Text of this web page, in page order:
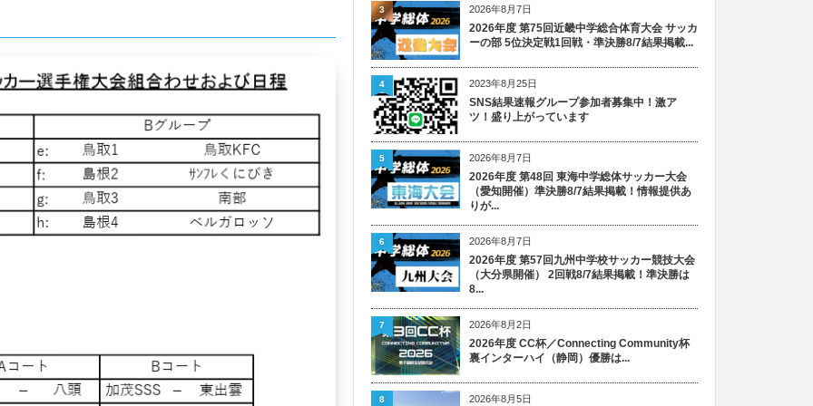
2026年8月7日
2026年度 第75回近畿中学総合体育大会 サッカ
ーの部 5位決定戦1回戦・準決勝8/7結果掲載...
3
2023年8月25日
SNS結果速報グループ参加者募集中！激ア
ツ！盛り上がっています
4
2026年8月7日
2026年度 第48回 東海中学総体サッカー大会
（愛知開催）準決勝8/7結果掲載！情報提供あ
りが...
5
2026年8月7日
2026年度 第57回九州中学校サッカー競技大会
（大分県開催） 2回戦8/7結果掲載！準決勝は
8...
6
2026年8月2日
2026年度 CC杯／Connecting Community杯
裏インターハイ（静岡）優勝は...
7
2026年8月5日
8